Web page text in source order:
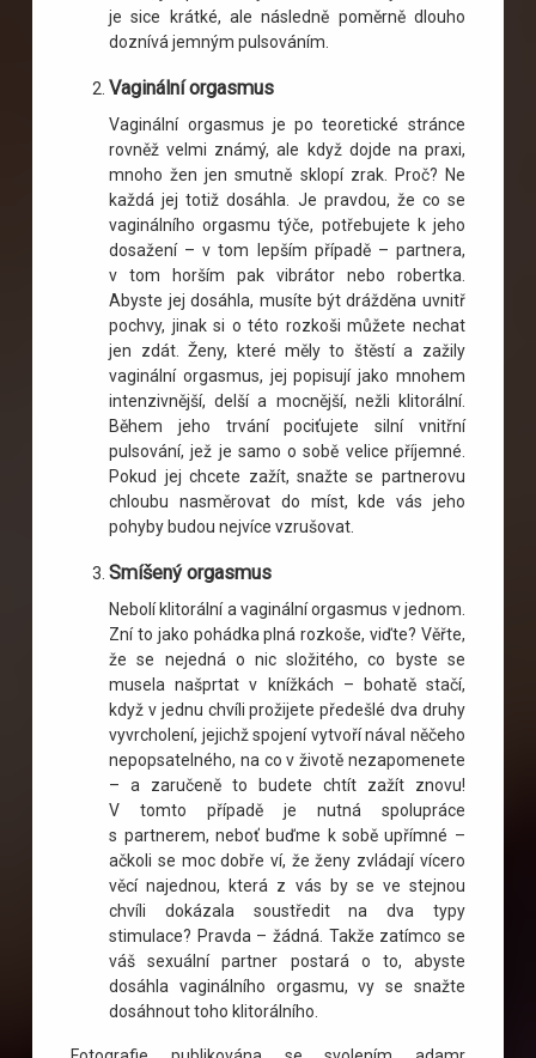
je sice krátké, ale následně poměrně dlouho
doznívá jemným pulsováním.
Vaginální orgasmus
Vaginální orgasmus je po teoretické stránce
rovněž velmi známý, ale když dojde na praxi,
mnoho žen jen smutně sklopí zrak. Proč? Ne
každá jej totiž dosáhla. Je pravdou, že co se
vaginálního orgasmu týče, potřebujete k jeho
dosažení – v tom lepším případě – partnera,
v tom horším pak vibrátor nebo robertka.
Abyste jej dosáhla, musíte být drážděna uvnitř
pochvy, jinak si o této rozkoši můžete nechat
jen zdát. Ženy, které měly to štěstí a zažily
vaginální orgasmus, jej popisují jako mnohem
intenzivnější, delší a mocnější, nežli klitorální.
Během jeho trvání pociťujete silní vnitřní
pulsování, jež je samo o sobě velice příjemné.
Pokud jej chcete zažít, snažte se partnerovu
chloubu nasměrovat do míst, kde vás jeho
pohyby budou nejvíce vzrušovat.
Smíšený orgasmus
Nebolí klitorální a vaginální orgasmus v jednom.
Zní to jako pohádka plná rozkoše, viďte? Věřte,
že se nejedná o nic složitého, co byste se
musela našprtat v knížkách – bohatě stačí,
když v jednu chvíli prožijete předešlé dva druhy
vyvrcholení, jejichž spojení vytvoří nával něčeho
nepopsatelného, na co v životě nezapomenete
– a zaručeně to budete chtít zažít znovu!
V tomto případě je nutná spolupráce
s partnerem, neboť buďme k sobě upřímné –
ačkoli se moc dobře ví, že ženy zvládají vícero
věcí najednou, která z vás by se ve stejnou
chvíli dokázala soustředit na dva typy
stimulace? Pravda – žádná. Takže zatímco se
váš sexuální partner postará o to, abyste
dosáhla vaginálního orgasmu, vy se snažte
dosáhnout toho klitorálního.